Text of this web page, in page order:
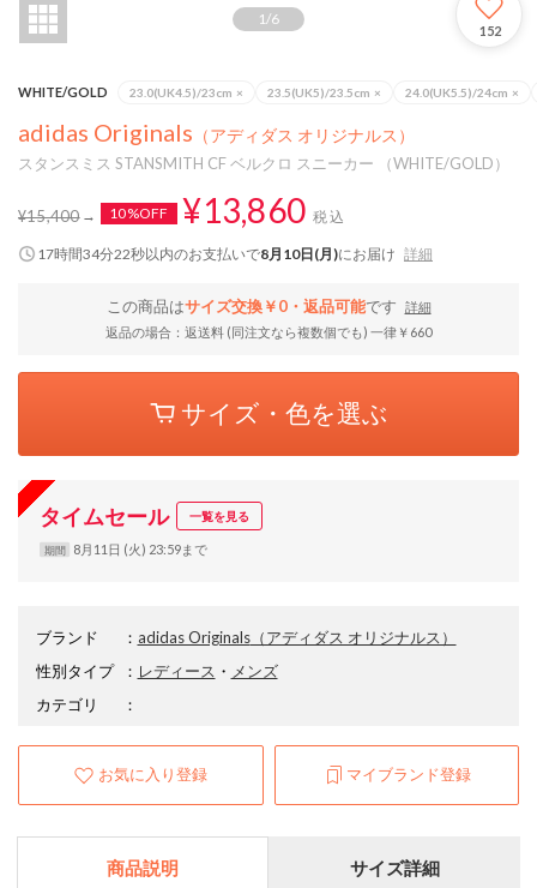
1 /6
152
WHITE/GOLD 23.0(UK4.5)/23cm × 23.5(UK5)/23.5cm × 24.0(UK5.5)/24cm ×
adidas Originals （アディダス オリジナルス）
スタンスミス STANSMITH CF ベルクロ スニーカー （WHITE/GOLD）
¥15,400 10%OFF ¥13,860 税込
17時間34分22秒以内のお支払いで8月10日(月)にお届け 詳細
この商品はサイズ交換￥0・返品可能です
詳細
返品の場合：返送料 (同注文なら複数個でも) 一律￥660
サイズ・色を選ぶ
タイムセール 一覧を見る
期間 8月11日 (火) 23:59まで
ブランド ： adidas Originals（アディダス オリジナルス）
性別タイプ
： レディース ・ メンズ
カテゴリ
：
お気に入り登録 マイブランド登録
商品説明 サイズ詳細